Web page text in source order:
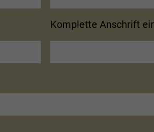
Komplette Anschrift